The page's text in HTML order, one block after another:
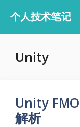
内
个人技术笔记
Unity
Unity
解析